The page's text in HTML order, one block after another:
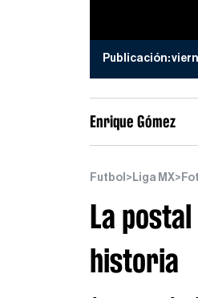
Publicación:
Enrique Gómez
Futbol > Liga MX>
La
historia